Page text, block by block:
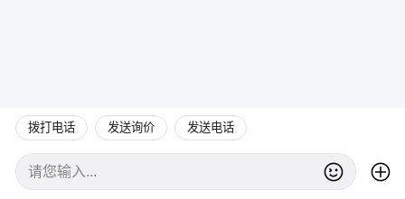
拨打电话 发送询价 发送电话